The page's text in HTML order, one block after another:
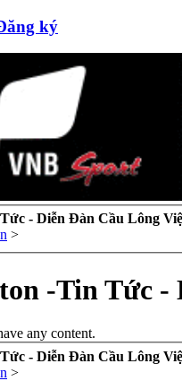
ký
- Diễn Đàn Cầu Lông
>
-Tin Tức -
any content.
- Diễn Đàn Cầu Lông
>